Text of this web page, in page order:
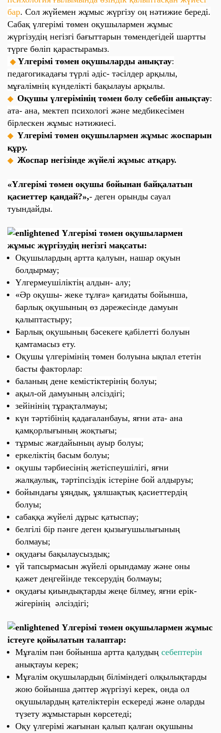
бар. Сол жүйемен жұмыс жүргізу оң нәтижие береді.
Сабақ үлгерімі төмен оқушылармен жұмыс
жүргізудің негізгі бағыттарын төмендегідей шартты
түрге бөліп қарастырамыз.
◆ Үлгерімі төмен оқушыларды анықтау:
педагогикадағы түрлі әдіс- тәсілдер арқылы,
мұғалімнің күнделікті бақылауы арқылы.
◆ Оқушы үлгерімінің төмен болу себебін анықтау:
ата- ана, мектеп психологі және медбикесімен
бірлескен жұмыс нәтижиесі.
◆ Үлгерімі төмен оқушылармен жұмыс жоспарын
құру.
◆ Жоспар негізінде жүйелі жұмыс атқару.
«Үлгерімі төмен оқушы бойынан байқалатын
қасиеттер қандай?»,- деген орынды сауал
туындайды.
Үлгерімі төмен оқушылармен
жұмыс жүргізудің негізгі мақсаты:
Оқушылардың артта қалуын, нашар оқуын
болдырмау;
Үлгермеушіліктің алдын- алу;
«Әр оқушы- жеке тұлға» қағидаты бойынша,
барлық оқушының өз дәрежесінде дамуын
қалыптастыру;
Барлық оқушының бәсекеге қабілетті болуын
қамтамасыз ету.
Оқушы үлгерімінің төмен болуына ықпал ететін
басты факторлар:
баланың дене кемістіктерінің болуы;
ақыл-ой дамуының әлсіздігі;
зейінінің тұрақталмауы;
күн тәртібінің қадағаланбауы, яғни ата- ана
қамқорлығының жоқтығы;
тұрмыс жағдайының ауыр болуы;
еркеліктің басым болуы;
оқушы тәрбиесінің жетіспеушілігі, яғни
жалқаулық, тәртіпсіздік істеріне бой алдыруы;
бойындағы ұяңдық, ұялшақтық қасиеттердің
болуы;
сабаққа жүйелі дұрыс қатыспау;
белгілі бір пәнге деген қызығушылығының
болмауы;
оқудағы бақылаусыздық;
үй тапсырмасын жүйелі орындамау және оны
қажет деңгейінде тексерудің болмауы;
оқудағы қиындықтарды жеңе білмеу, яғни ерік-
жігерінің әлсіздігі;
Үлгерімі төмен оқушылармен жұмыс
істеуге қойылатын талаптар:
Мұғалім пән бойынша артта қалудың себептерін
анықтауы керек;
Мұғалім оқушылардың біліміндегі олқылықтарды
жою бойынша дәптер жүргізуі керек, онда ол
оқушылардың қателіктерін ескереді және оларды
түзету жұмыстарын көрсетеді;
Оқу үлгерімі жағынан қалып қалған оқушыны